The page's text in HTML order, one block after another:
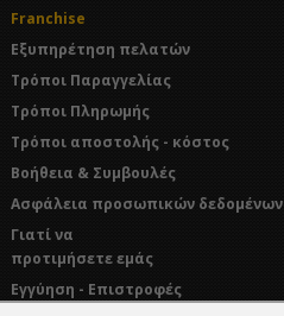
Franchise
Εξυπηρέτηση πελατών
Τρόποι Παραγγελίας
Τρόποι Πληρωμής
Τρόποι αποστολής - κόστος
Βοήθεια & Συμβουλές
Ασφάλεια προσωπικών δεδομένων
Γιατί να
προτιμήσετε εμάς
Εγγύηση - Επιστροφές